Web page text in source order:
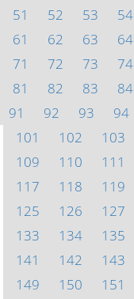
51
52 53 54
61
62 63 64
71
72 73 74
81
82 83 84
91
92 93 94
101
102 103
109
110 111
117
118 119
125
126 127
133
134 135
141
142 143
149
150 151